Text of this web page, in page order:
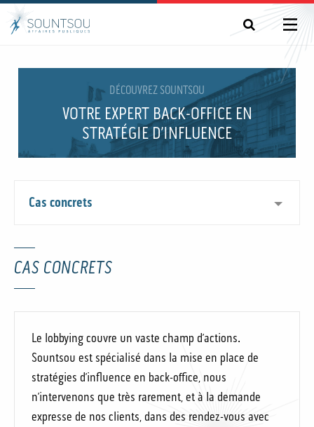
DÉCOUVREZ SOUNTSOU
VOTRE EXPERT BACK-OFFICE EN
STRATÉGIE D’INFLUENCE
Cas concrets
CAS CONCRETS
Le lobbying couvre un vaste champ d’actions.
Sountsou est spécialisé dans la mise en place de
stratégies d’influence en back-office, nous
n’intervenons que très rarement, et à la demande
expresse de nos clients, dans des rendez-vous avec